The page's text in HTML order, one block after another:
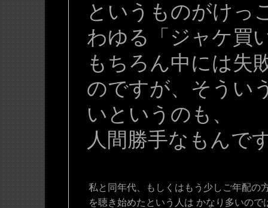
というものがけっ
わゆる「ジャケ買
もちろん中には失
のですが、そうい
いというのも、
人間勝手なもんで
私と同年代、もしくはもう少しご年配の
を聴き始めたという人は かなり多いので